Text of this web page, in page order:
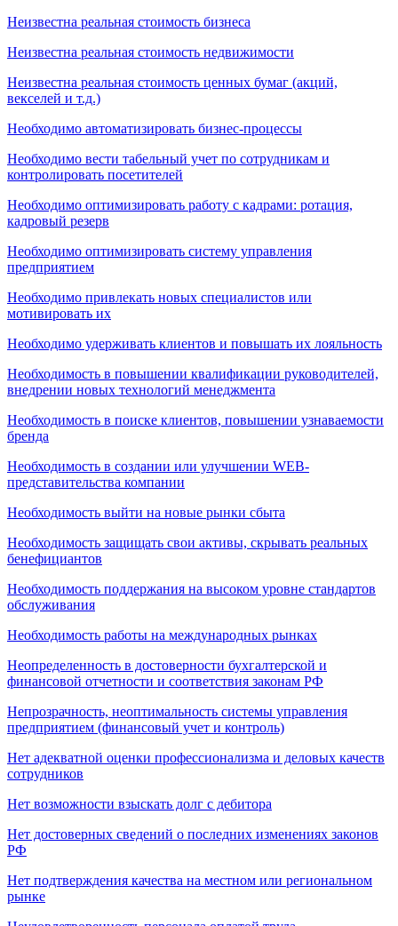
Неизвестна реальная стоимость бизнеса
Неизвестна реальная стоимость недвижимости
Неизвестна реальная стоимость ценных бумаг (акций,
векселей и т.д.)
Необходимо автоматизировать бизнес-процессы
Необходимо вести табельный учет по сотрудникам и
контролировать посетителей
Необходимо оптимизировать работу с кадрами: ротация,
кадровый резерв
Необходимо оптимизировать систему управления
предприятием
Необходимо привлекать новых специалистов или
мотивировать их
Необходимо удерживать клиентов и повышать их лояльность
Необходимость в повышении квалификации руководителей,
внедрении новых технологий менеджмента
Необходимость в поиске клиентов, повышении узнаваемости
бренда
Необходимость в создании или улучшении WEB-
представительства компании
Необходимость выйти на новые рынки сбыта
Необходимость защищать свои активы, скрывать реальных
бенефициантов
Необходимость поддержания на высоком уровне стандартов
обслуживания
Необходимость работы на международных рынках
Неопределенность в достоверности бухгалтерской и
финансовой отчетности и соответствия законам РФ
Непрозрачность, неоптимальность системы управления
предприятием (финансовый учет и контроль)
Нет адекватной оценки профессионализма и деловых качеств
сотрудников
Нет возможности взыскать долг с дебитора
Нет достоверных сведений о последних изменениях законов
РФ
Нет подтверждения качества на местном или региональном
рынке